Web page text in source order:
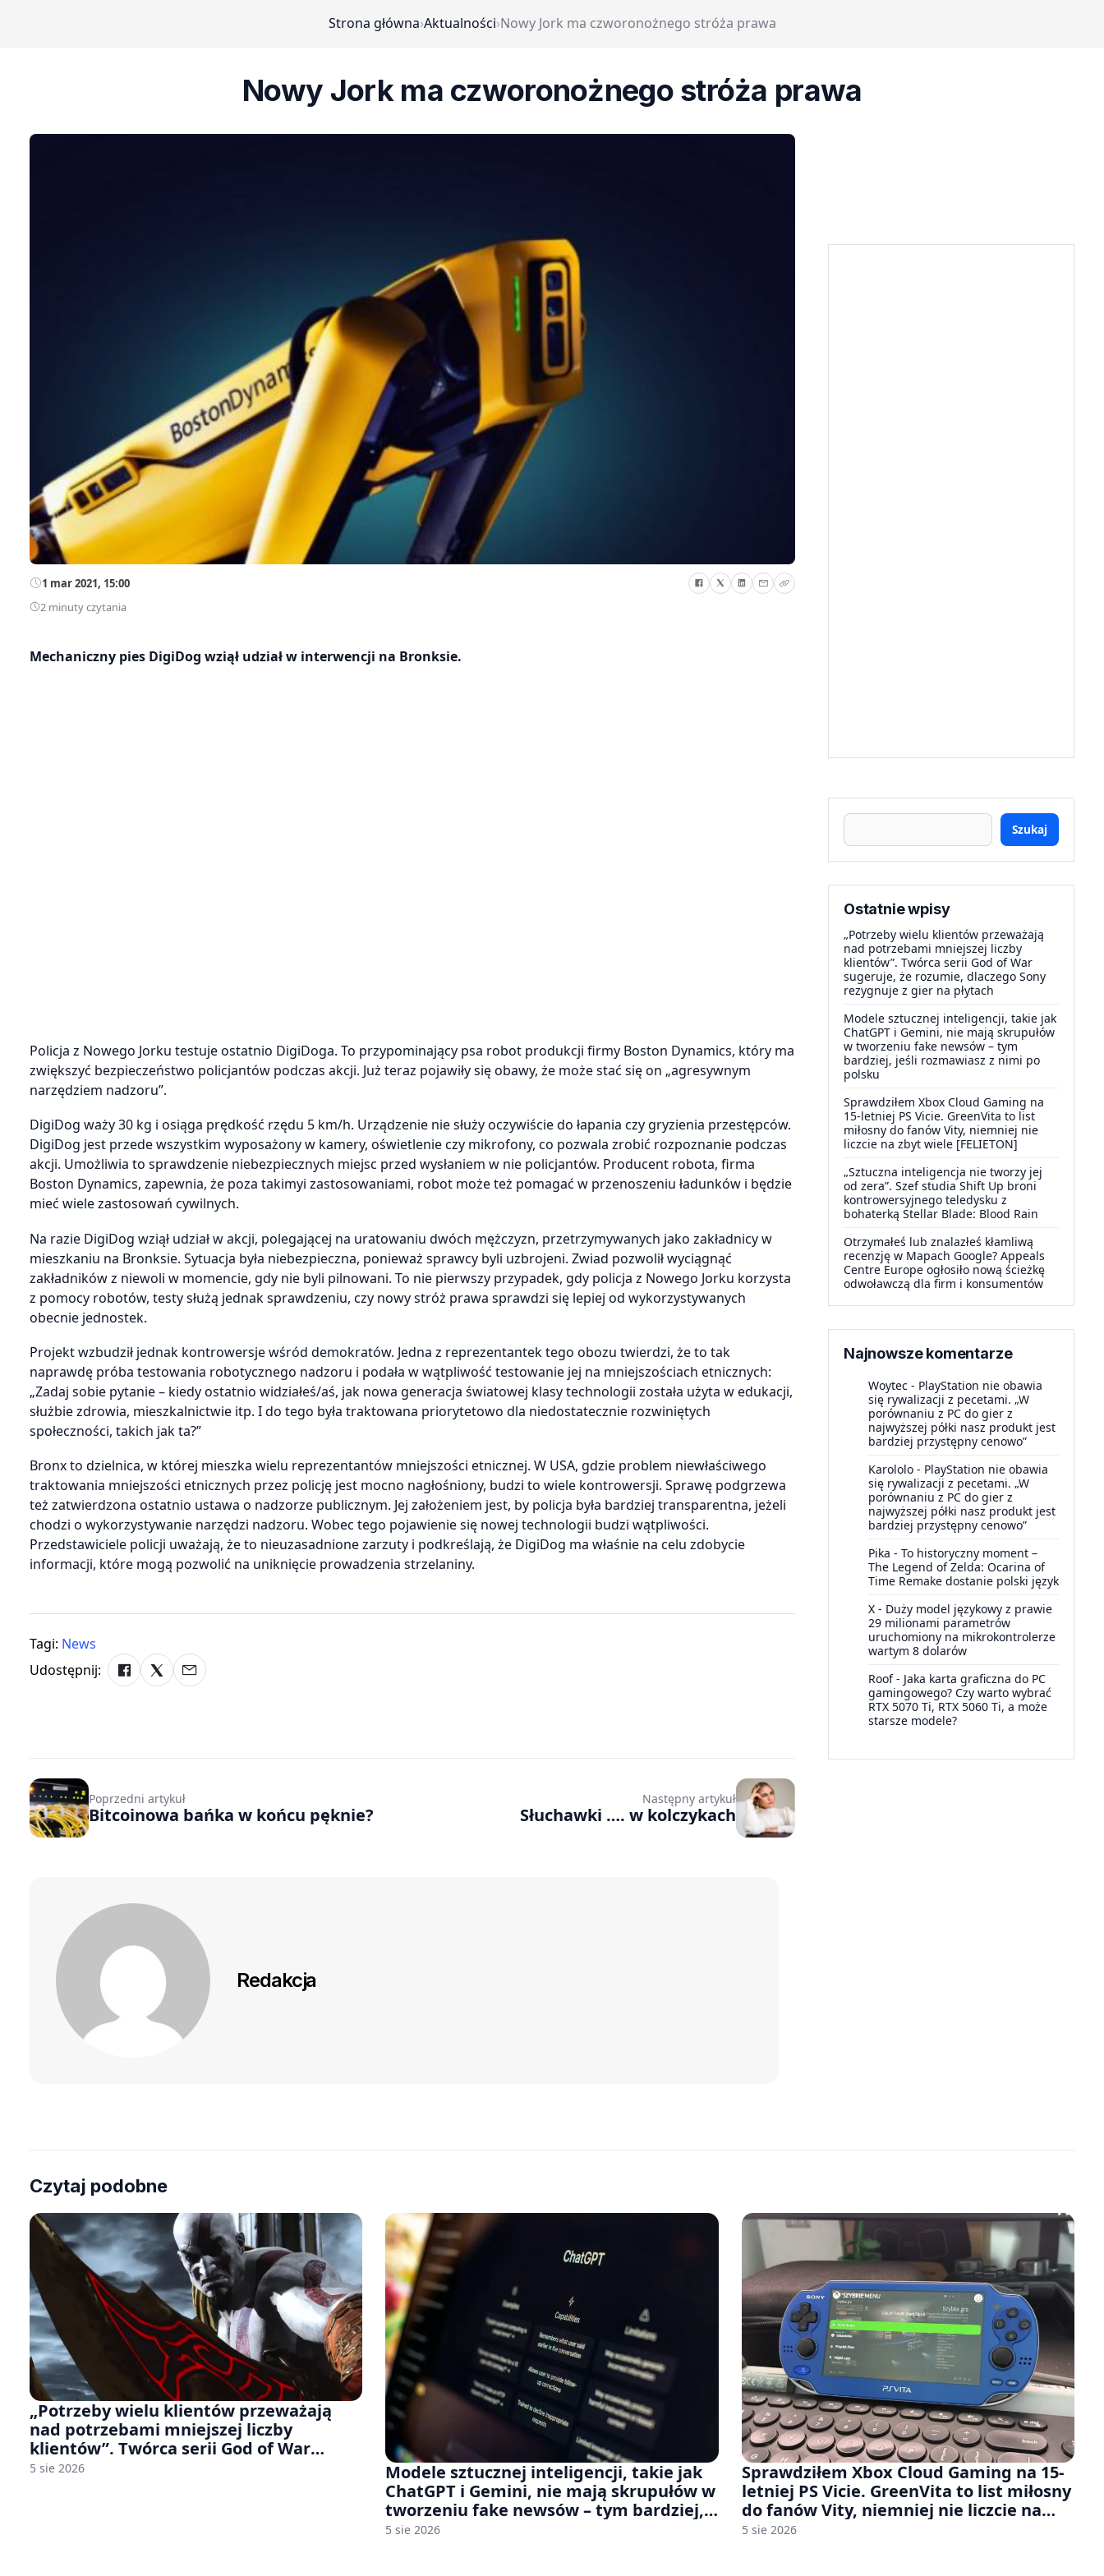
Strona główna›Aktualności›Nowy Jork ma czworonożnego stróża prawa
Nowy Jork ma czworonożnego stróża prawa
1 mar 2021, 15:00
2 minuty czytania
Mechaniczny pies DigiDog wziął udział w interwencji na Bronksie.
Policja z Nowego Jorku testuje ostatnio DigiDoga. To przypominający psa robot produkcji firmy Boston Dynamics, który ma
zwiększyć bezpieczeństwo policjantów podczas akcji. Już teraz pojawiły się obawy, że może stać się on „agresywnym
narzędziem nadzoru”.
DigiDog waży 30 kg i osiąga prędkość rzędu 5 km/h. Urządzenie nie służy oczywiście do łapania czy gryzienia przestępców.
DigiDog jest przede wszystkim wyposażony w kamery, oświetlenie czy mikrofony, co pozwala zrobić rozpoznanie podczas
akcji. Umożliwia to sprawdzenie niebezpiecznych miejsc przed wysłaniem w nie policjantów. Producent robota, firma
Boston Dynamics, zapewnia, że poza takimyi zastosowaniami, robot może też pomagać w przenoszeniu ładunków i będzie
mieć wiele zastosowań cywilnych.
Na razie DigiDog wziął udział w akcji, polegającej na uratowaniu dwóch mężczyzn, przetrzymywanych jako zakładnicy w
mieszkaniu na Bronksie. Sytuacja była niebezpieczna, ponieważ sprawcy byli uzbrojeni. Zwiad pozwolił wyciągnąć
zakładników z niewoli w momencie, gdy nie byli pilnowani. To nie pierwszy przypadek, gdy policja z Nowego Jorku korzysta
z pomocy robotów, testy służą jednak sprawdzeniu, czy nowy stróż prawa sprawdzi się lepiej od wykorzystywanych
obecnie jednostek.
Projekt wzbudził jednak kontrowersje wśród demokratów. Jedna z reprezentantek tego obozu twierdzi, że to tak
naprawdę próba testowania robotycznego nadzoru i podała w wątpliwość testowanie jej na mniejszościach etnicznych:
„Zadaj sobie pytanie – kiedy ostatnio widziałeś/aś, jak nowa generacja światowej klasy technologii została użyta w edukacji,
służbie zdrowia, mieszkalnictwie itp. I do tego była traktowana priorytetowo dla niedostatecznie rozwiniętych
społeczności, takich jak ta?”
Bronx to dzielnica, w której mieszka wielu reprezentantów mniejszości etnicznej. W USA, gdzie problem niewłaściwego
traktowania mniejszości etnicznych przez policję jest mocno nagłośniony, budzi to wiele kontrowersji. Sprawę podgrzewa
też zatwierdzona ostatnio ustawa o nadzorze publicznym. Jej założeniem jest, by policja była bardziej transparentna, jeżeli
chodzi o wykorzystywanie narzędzi nadzoru. Wobec tego pojawienie się nowej technologii budzi wątpliwości.
Przedstawiciele policji uważają, że to nieuzasadnione zarzuty i podkreślają, że DigiDog ma właśnie na celu zdobycie
informacji, które mogą pozwolić na uniknięcie prowadzenia strzelaniny.
Tagi: News
Udostępnij:
Szukaj
Ostatnie wpisy
„Potrzeby wielu klientów przeważają
nad potrzebami mniejszej liczby
klientów”. Twórca serii God of War
sugeruje, że rozumie, dlaczego Sony
rezygnuje z gier na płytach
Modele sztucznej inteligencji, takie jak
ChatGPT i Gemini, nie mają skrupułów
w tworzeniu fake newsów – tym
bardziej, jeśli rozmawiasz z nimi po
polsku
Sprawdziłem Xbox Cloud Gaming na
15-letniej PS Vicie. GreenVita to list
miłosny do fanów Vity, niemniej nie
liczcie na zbyt wiele [FELIETON]
„Sztuczna inteligencja nie tworzy jej
od zera”. Szef studia Shift Up broni
kontrowersyjnego teledysku z
bohaterką Stellar Blade: Blood Rain
Otrzymałeś lub znalazłeś kłamliwą
recenzję w Mapach Google? Appeals
Centre Europe ogłosiło nową ścieżkę
odwoławczą dla firm i konsumentów
Najnowsze komentarze
Woytec - PlayStation nie obawia
się rywalizacji z pecetami. „W
porównaniu z PC do gier z
najwyższej półki nasz produkt jest
bardziej przystępny cenowo”
Karololo - PlayStation nie obawia
się rywalizacji z pecetami. „W
porównaniu z PC do gier z
najwyższej półki nasz produkt jest
bardziej przystępny cenowo”
Pika - To historyczny moment –
The Legend of Zelda: Ocarina of
Time Remake dostanie polski język
X - Duży model językowy z prawie
29 milionami parametrów
uruchomiony na mikrokontrolerze
wartym 8 dolarów
Roof- Jaka karta graficzna do PC
gamingowego? Czy warto wybrać
RTX 5070 Ti, RTX 5060 Ti, a może
starsze modele?
Poprzedni artykuł
Bitcoinowa bańka w końcu pęknie?
Następny artykuł
Słuchawki …. w kolczykach
Redakcja
Czytaj podobne
„Potrzeby wielu klientów przeważają
nad potrzebami mniejszej liczby
klientów”. Twórca serii God of War
sugeruje, że rozumie, dlaczego Sony
5 sie 2026
Modele sztucznej inteligencji, takie jak
ChatGPT i Gemini, nie mają skrupułów w
tworzeniu fake newsów – tym bardziej,
jeśli rozmawiasz z nimi po polsku
5 sie 2026
Sprawdziłem Xbox Cloud Gaming na 15-
letniej PS Vicie. GreenVita to list miłosny
do fanów Vity, niemniej nie liczcie na
zbyt wiele [FELIETON]
5 sie 2026